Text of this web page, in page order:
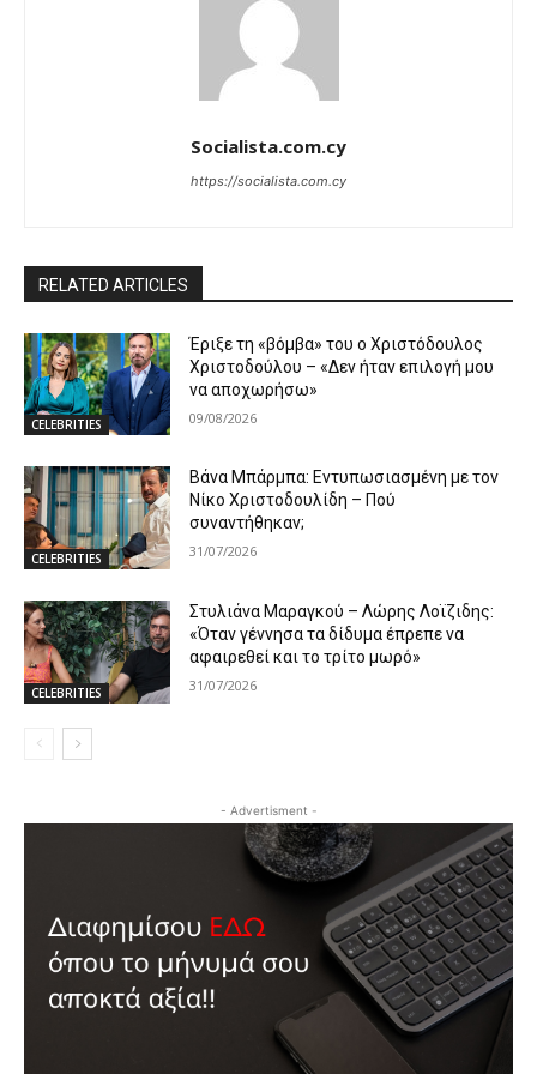
Socialista.com.cy
https://socialista.com.cy
RELATED ARTICLES
CELEBRITIES
Έριξε τη «βόμβα» του ο Χριστόδουλος
Χριστοδούλου – «Δεν ήταν επιλογή μου
να αποχωρήσω»
09/08/2026
CELEBRITIES
Βάνα Μπάρμπα: Εντυπωσιασμένη με τον
Νίκο Χριστοδουλίδη – Πού
συναντήθηκαν;
31/07/2026
CELEBRITIES
Στυλιάνα Μαραγκού – Λώρης Λοϊζιδης:
«Όταν γέννησα τα δίδυμα έπρεπε να
αφαιρεθεί και το τρίτο μωρό»
31/07/2026
- Advertisment -